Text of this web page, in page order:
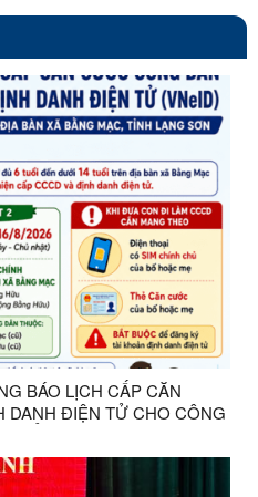
BÁO LỊCH CẤP CĂN
DANH ĐIỆN TỬ CHO CÔNG